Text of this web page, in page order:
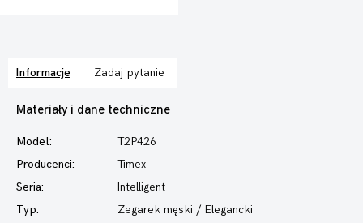
Informacje Zadaj pytanie
Materiały i dane techniczne
Model:
T2P426
Producenci:
Timex
Seria:
Intelligent
Typ:
Zegarek męski / Elegancki